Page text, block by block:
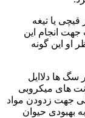
یا تیغه
جهت انجام این
او این گونه
ها دلاایل
های میکروبی
جهت زدودن مواد
بهبودی حیوان